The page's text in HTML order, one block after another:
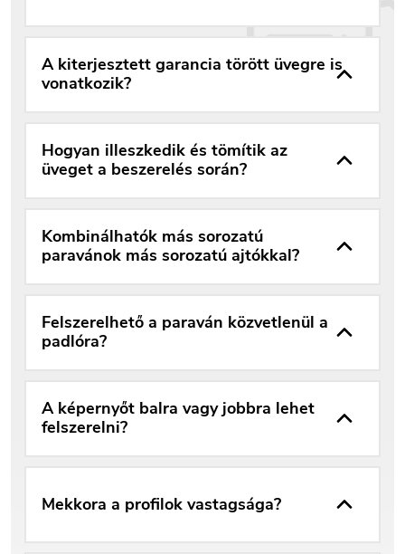
A kiterjesztett garancia törött üvegre is
vonatkozik?
Hogyan illeszkedik és tömítik az
üveget a beszerelés során?
Kombinálhatók más sorozatú
paravánok más sorozatú ajtókkal?
Felszerelhető a paraván közvetlenül a
padlóra?
A képernyőt balra vagy jobbra lehet
felszerelni?
Mekkora a profilok vastagsága?